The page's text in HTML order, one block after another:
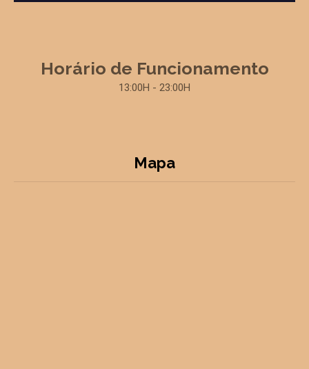
Horário de Funcionamento
13:00H - 23:00H
Mapa